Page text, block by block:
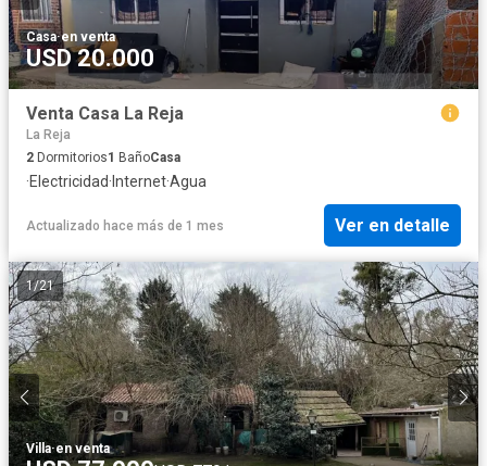
Casa·en venta
USD 20.000
Venta Casa La Reja
La Reja
2 Dormitorios1 BañoCasa
·Electricidad· Internet·Agua
Actualizado hace más de 1 mes Ver en detalle
1/21
Villa·en venta